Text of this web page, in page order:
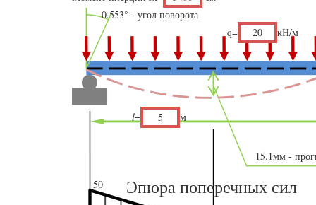
Эпюра поперечных сил
q= кН/м
l= м
50
15.1мм -
0.553° - угол поворота